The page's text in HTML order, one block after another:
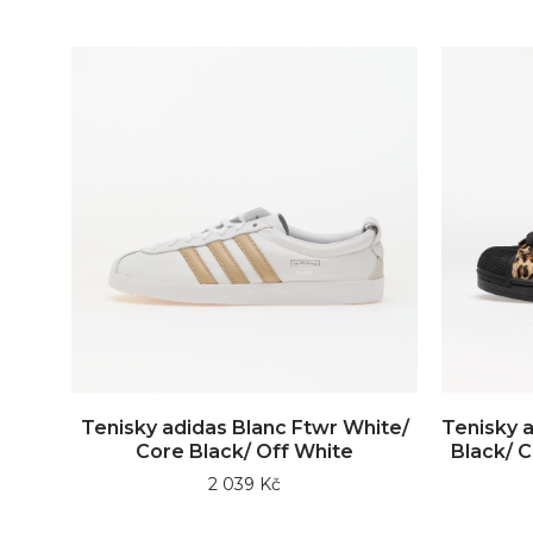
Tenisky adidas Blanc Ftwr White/
Core Black/ Off White
2 039 Kč
Tenisky
Black/